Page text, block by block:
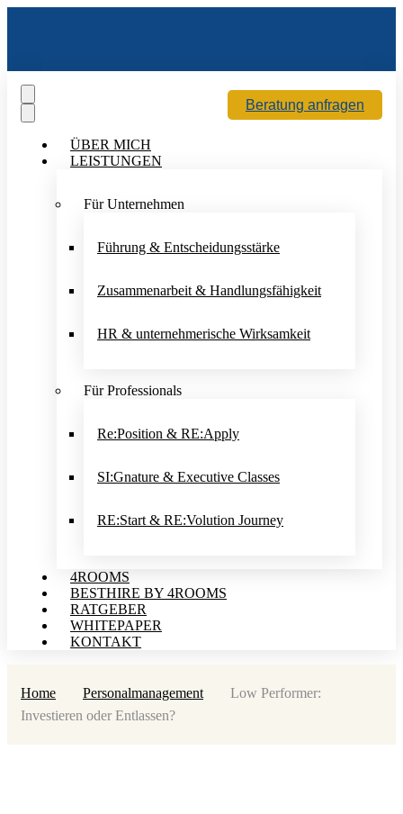
Beratung anfragen
ÜBER MICH
LEISTUNGEN
Für Unternehmen
Führung & Entscheidungsstärke
Zusammenarbeit & Handlungsfähigkeit
HR & unternehmerische Wirksamkeit
Für Professionals
Re:Position & RE:Apply
SI:Gnature & Executive Classes
RE:Start & RE:Volution Journey
4ROOMS
BESTHIRE BY 4ROOMS
RATGEBER
WHITEPAPER
KONTAKT
Home Personalmanagement
Low Performer:
Investieren oder Entlassen?